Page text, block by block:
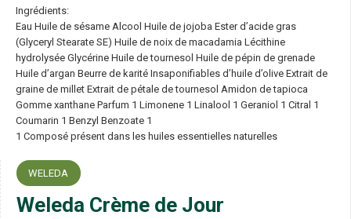
Ingrédients:
Eau Huile de sésame Alcool Huile de jojoba Ester d’acide gras
(Glyceryl Stearate SE) Huile de noix de macadamia Lécithine
hydrolysée Glycérine Huile de tournesol Huile de pépin de grenade
Huile d’argan Beurre de karité Insaponifiables d’huile d’olive Extrait de
graine de millet Extrait de pétale de tournesol Amidon de tapioca
Gomme xanthane Parfum 1 Limonene 1 Linalool 1 Geraniol 1 Citral 1
Coumarin 1 Benzyl Benzoate 1
1 Composé présent dans les huiles essentielles naturelles
WELEDA
Weleda Crème de Jour